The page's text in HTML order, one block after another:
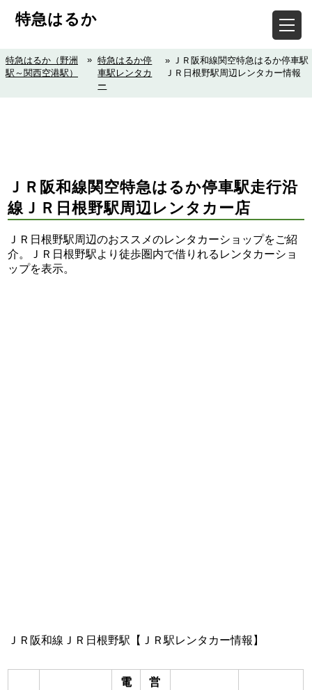
特急はるか
特急はるか（野洲
駅～関西空港駅）
» 特急はるか停
車駅レンタカ
ー
» ＪＲ阪和線関空特急はるか停車駅
ＪＲ日根野駅周辺レンタカー情報
ＪＲ阪和線関空特急はるか停車駅走行沿
線ＪＲ日根野駅周辺レンタカー店
ＪＲ日根野駅周辺のおススメのレンタカーショップをご紹
介。ＪＲ日根野駅より徒歩圏内で借りれるレンタカーショ
ップを表示。
ＪＲ阪和線ＪＲ日根野駅【ＪＲ駅レンタカー情報】
電
営